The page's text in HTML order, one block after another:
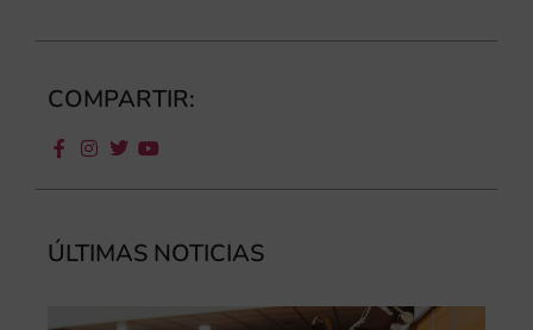
COMPARTIR:
ÚLTIMAS NOTICIAS